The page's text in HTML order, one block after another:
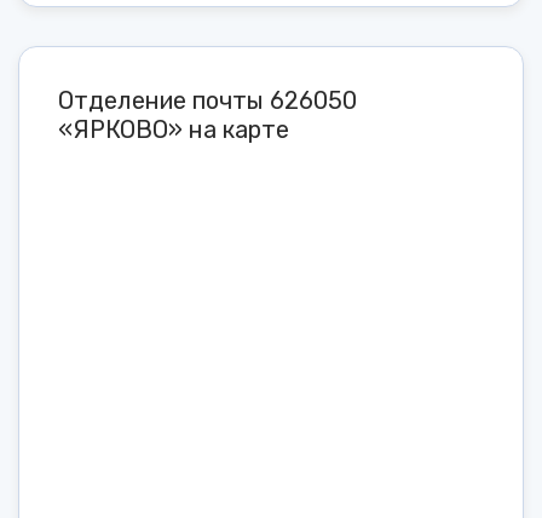
Отделение почты 626050
«ЯРКОВО» на карте